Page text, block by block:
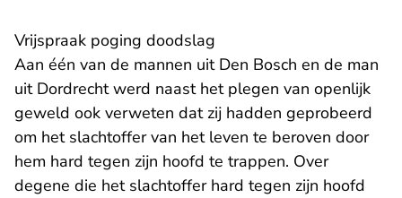
Vrijspraak poging doodslag
Aan één van de mannen uit Den Bosch en de man
uit Dordrecht werd naast het plegen van openlijk
geweld ook verweten dat zij hadden geprobeerd
om het slachtoffer van het leven te beroven door
hem hard tegen zijn hoofd te trappen. Over
degene die het slachtoffer hard tegen zijn hoofd